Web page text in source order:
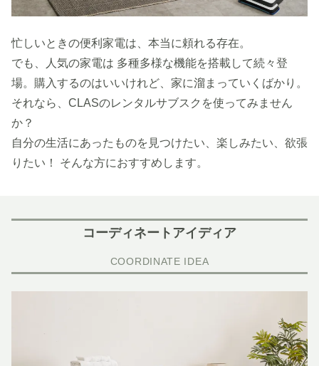
忙しいときの便利家電は、本当に頼れる存在。
でも、人気の家電は 多種多様な機能を搭載して続々登
場。購入するのはいいけれど、家に溜まっていくばかり。
それなら、CLASのレンタルサブスクを使ってみません
か？
自分の生活にあったものを見つけたい、楽しみたい、欲張
りたい！ そんな方におすすめします。
コーディネートアイディア
COORDINATE IDEA